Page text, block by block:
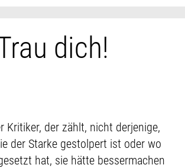
Aktuelles
Kontaktdich!
Kritiker, der zählt, nicht derjenige,
der Starke gestolpert ist oder wo
hat, sie hätte bessermachen